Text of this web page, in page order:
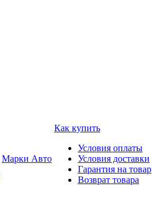
Марки Авто
Как купить
Условия оплаты
Условия доставки
Гарантия на товар
Возврат товара